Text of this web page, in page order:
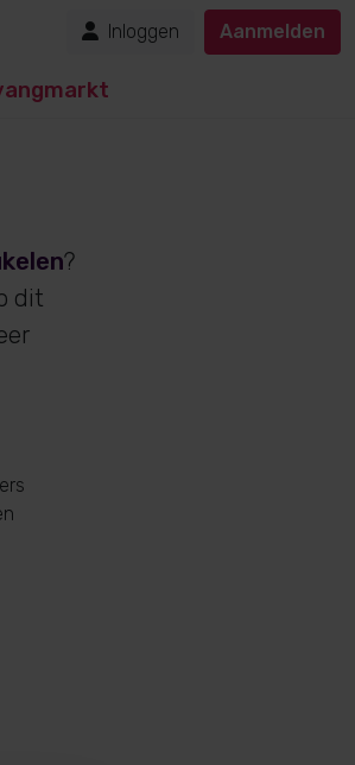
Inloggen Aanmelden
?
dit